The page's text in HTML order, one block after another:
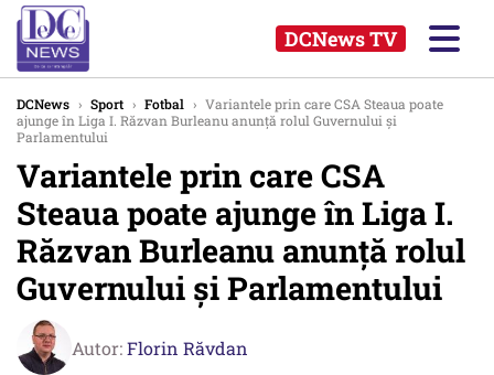
DCNews TV
DCNews › Sport › Fotbal › Variantele prin care CSA Steaua poate
ajunge în Liga I. Răzvan Burleanu anunţă rolul Guvernului şi
Parlamentului
Variantele prin care CSA
Steaua poate ajunge în Liga I.
Răzvan Burleanu anunţă rolul
Guvernului şi Parlamentului
Autor:Florin Răvdan